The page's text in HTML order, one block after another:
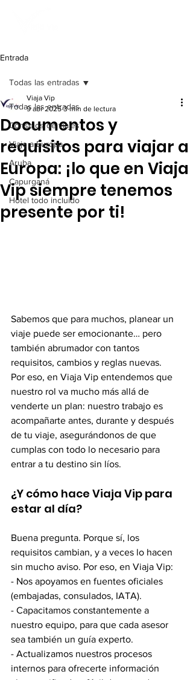
Entrada
Todas las entradas
Consejos de viajes
Viaje a Europa
Aruba
Capurganá
Hotel todo incluido
Todas las entradas
Documentos y
requisitos para viajar a
Europa: ¡lo que en Viaja
Vip siempre tenemos
presente por ti!
Viaja Vip
9 abr 2025 3 min de lectura
Sabemos que para muchos, planear un
viaje puede ser emocionante… pero
también abrumador con tantos
requisitos, cambios y reglas nuevas.
Por eso, en Viaja Vip entendemos que
nuestro rol va mucho más allá de
venderte un plan: nuestro trabajo es
acompañarte antes, durante y después
de tu viaje, asegurándonos de que
cumplas con todo lo necesario para
entrar a tu destino sin líos.
¿Y cómo hace Viaja Vip para
estar al día?
Buena pregunta. Porque sí, los
requisitos cambian, y a veces lo hacen
sin mucho aviso. Por eso, en Viaja Vip:
- Nos apoyamos en fuentes oficiales
(embajadas, consulados, IATA).
- Capacitamos constantemente a
nuestro equipo, para que cada asesor
sea también un guía experto.
- Actualizamos nuestros procesos
internos para ofrecerte información